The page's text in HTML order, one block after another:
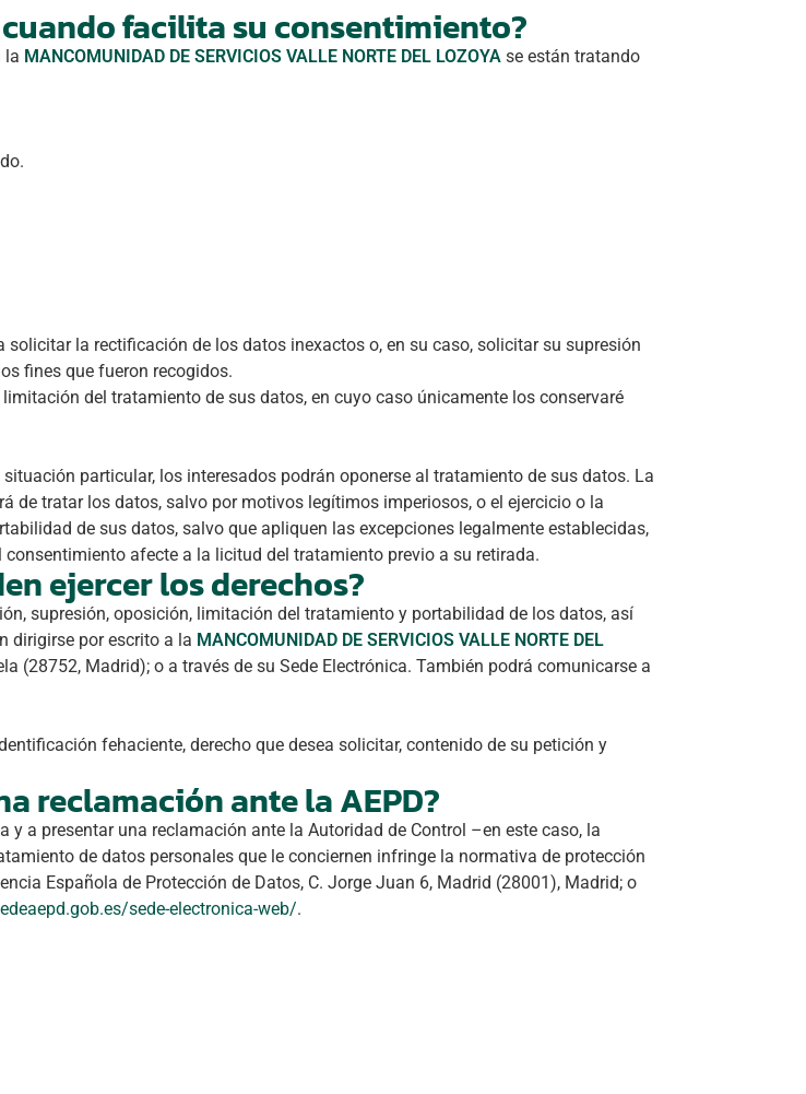
facilita su consentimiento?
la MANCOMUNIDAD DE SERVICIOS VALLE NORTE DEL LOZOYA se están tratando
la rectificación de los datos inexactos o, en su caso, solicitar su supresión
fines que fueron recogidos.
del tratamiento de sus datos, en cuyo caso únicamente los conservaré
particular, los interesados podrán oponerse al tratamiento de sus datos. La
de tratar los datos, salvo por motivos legítimos imperiosos, o el ejercicio o la
de sus datos, salvo que apliquen las excepciones legalmente establecidas,
afecte a la licitud del tratamiento previo a su retirada.
ejercer los derechos?
supresión, oposición, limitación del tratamiento y portabilidad de los datos, así
dirigirse por escrito a la MANCOMUNIDAD DE SERVICIOS VALLE NORTE DEL
(28752, Madrid); o a través de su Sede Electrónica. También podrá comunicarse a
fehaciente, derecho que desea solicitar, contenido de su petición y
reclamación ante la AEPD?
a presentar una reclamación ante la Autoridad de Control –en este caso, la
de datos personales que le conciernen infringe la normativa de protección
Española de Protección de Datos, C. Jorge Juan 6, Madrid (28001), Madrid; o
sede-electronica-web/.